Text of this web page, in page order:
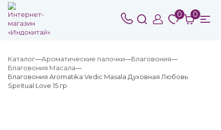
0 0
Каталог Ароматические палочки
Благовония
Благовония Масала
Благовония Aromatika Vedic Masala Духовная Любовь
Spiritual Love 15 гр